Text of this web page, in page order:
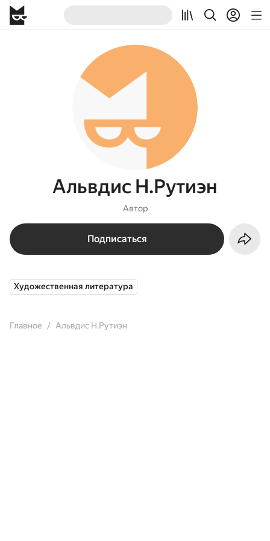
Альвдис Н.Рутиэн
Автор
Подписаться
Художественная литература
Главное Альвдис Н.Рутиэн